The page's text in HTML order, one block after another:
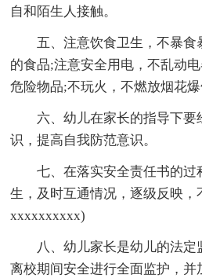
自和陌生人接触。
五、注意饮食卫生，不暴食
的食品;注意安全用电，不乱动
危险物品;不玩火，不燃放烟花爆
六、幼儿在家长的指导下要
识，提高自我防范意识。
七、在落实安全责任书的
生，及时互通情况，逐级反映，
xxxxxxxxxx)
八、幼儿家长是幼儿的法
离校期间安全进行全面监护，并